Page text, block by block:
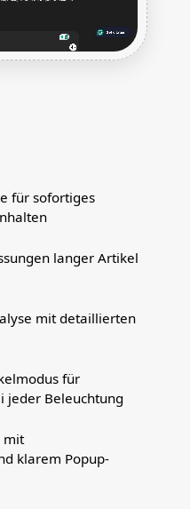
für sofortiges
langer Artikel
mit detaillierten
für
jeder Beleuchtung
mit
klarem Popup-